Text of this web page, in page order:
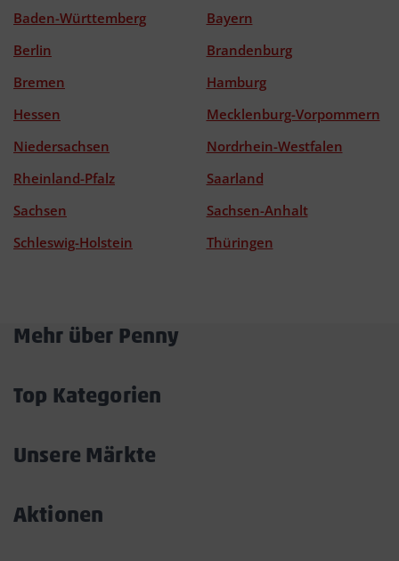
Baden-Württemberg
Bayern
Berlin
Brandenburg
Bremen
Hamburg
Hessen
Mecklenburg-Vorpommern
Niedersachsen
Nordrhein-Westfalen
Rheinland-Pfalz
Saarland
Sachsen
Sachsen-Anhalt
Schleswig-Holstein
Thüringen
Mehr über Penny
Top Kategorien
Unsere Märkte
Aktionen